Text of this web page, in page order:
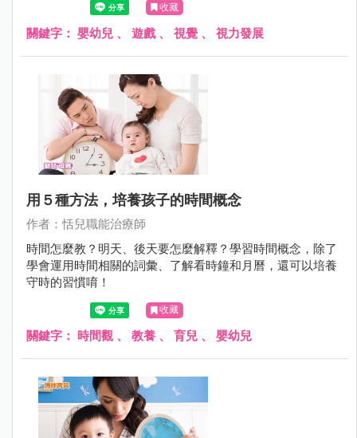
收藏
關鍵字： 嬰幼兒 、 遊戲、 視覺 、 視力發展
用５種方法，培養孩子的時間概念
作者：恬兒職能治療師
時間怎麼教？明天、後天要怎麼解釋？學習時間概念，除了
學會運用時間相關的詞彙、了解看時鐘和月曆，還可以培養
守時的習慣唷！
收藏
關鍵字： 時間觀、 教養 、 育兒 、 嬰幼兒